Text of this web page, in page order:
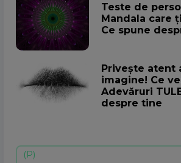
Teste de
Mandala care
Ce spune
Privește atent
imagine! Ce
Adevăruri
despre tine